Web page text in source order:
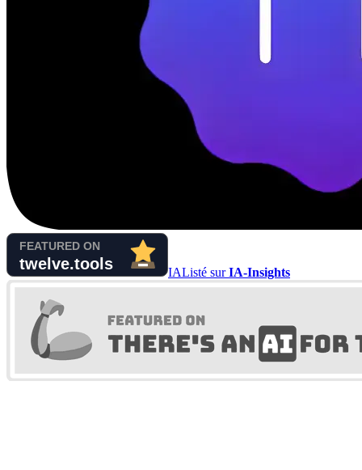
IAListé surIA-Insights